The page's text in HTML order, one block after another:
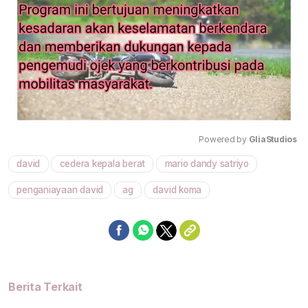
Mute
Powered by GliaStudios
david cedera kepala berat mario dandy satriyo
penganiayaan david ag david koma
Berita Terkait